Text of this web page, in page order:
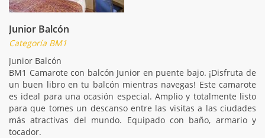
Junior Balcón
Categoría BM1
Junior Balcón
BM1 Camarote con balcón Junior en puente bajo. ¡Disfruta de
un buen libro en tu balcón mientras navegas! Este camarote
es ideal para una ocasión especial. Amplio y totalmente listo
para que tomes un descanso entre las visitas a las ciudades
más atractivas del mundo. Equipado con baño, armario y
tocador.